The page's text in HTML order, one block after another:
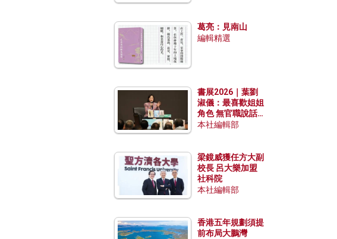
葛亮：見南山
編輯精選
書展2026｜葉劉
淑儀：最喜歡姐姐
角色 無官職說話
包袱少
本社編輯部
梁鏡威獲任方大副
校長 呂大樂加盟
社科院
本社編輯部
香港五年規劃須提
前布局大鵬灣